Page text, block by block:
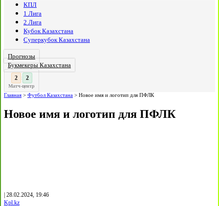
КПЛ
1 Лига
2 Лига
Кубок Казахстана
Суперкубок Казахстана
Прогнозы
Букмекеры Казахстана
3 : 2
Матч-центр
Главная > Футбол Казахстана > Новое имя и логотип для ПФЛК
Новое имя и логотип для ПФЛК
| 28.02.2024, 19:46
Kpl.kz